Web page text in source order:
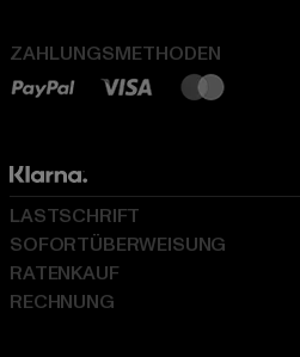
ZAHLUNGSMETHODEN
LASTSCHRIFT
SOFORTÜBERWEISUNG
RATENKAUF
RECHNUNG